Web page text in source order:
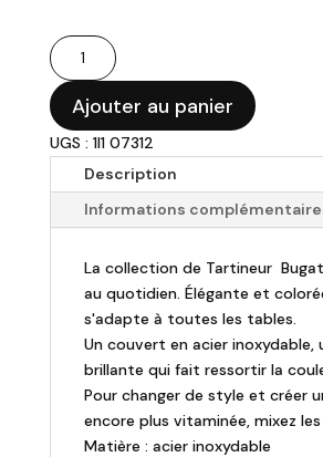
quantité
de
BUGATTI
-
Tartineur
Ajouter au panier
UGS : 1I1 07312
Description
Informations
La collection de Tartineur
au quotidien. Élégante et
s'adapte à toutes les tables.
Un couvert en acier inoxydable,
brillante qui fait ressortir la
Pour changer de style et créer
encore plus vitaminée, mixez
Matière : acier inoxydable